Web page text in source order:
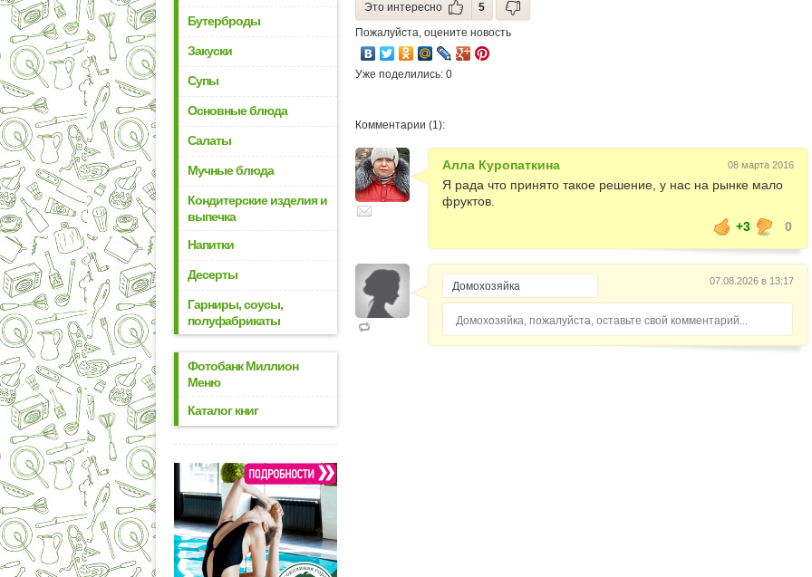
Бутерброды
Закуски
Супы
Основные блюда
Салаты
Мучные блюда
Кондитерские изделия и
выпечка
Напитки
Десерты
Гарниры, соусы,
полуфабрикаты
Фотобанк Миллион
Меню
Каталог книг
Это интересно
5
Пожалуйста, оцените новость
Уже поделились: 0
Комментарии (1):
Алла Куропаткина 08 марта 2016
Я рада что принято такое решение, у нас на рынке мало
фруктов.
+3
0
07.08.2026 в 13:17
Домохозяйка, пожалуйста, оставьте свой комментарий...